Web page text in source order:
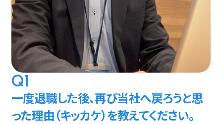
Q1
一度退職した後、再び当社へ戻ろうと思
った理由（キッカケ）を教えてください。